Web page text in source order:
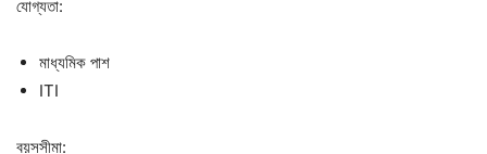
যোগ্যতা:
মাধ্যমিক পাশ
ITI
বয়সসীমা: